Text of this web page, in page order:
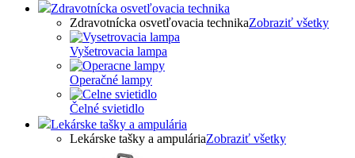
Zdravotnícka osvetľovacia technika
Zdravotnícka osvetľovacia technikaZobraziť všetky
Vyšetrovacia lampa
Operačné lampy
Čelné svietidlo
Lekárske tašky a ampulária
Lekárske tašky a ampuláriaZobraziť všetky